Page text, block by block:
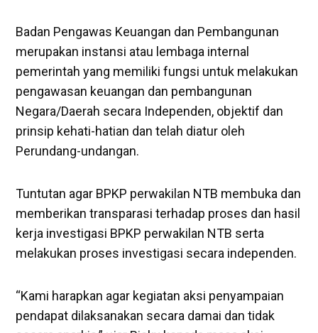
Badan Pengawas Keuangan dan Pembangunan
merupakan instansi atau lembaga internal
pemerintah yang memiliki fungsi untuk melakukan
pengawasan keuangan dan pembangunan
Negara/Daerah secara Independen, objektif dan
prinsip kehati-hatian dan telah diatur oleh
Perundang-undangan.
Tuntutan agar BPKP perwakilan NTB membuka dan
memberikan transparasi terhadap proses dan hasil
kerja investigasi BPKP perwakilan NTB serta
melakukan proses investigasi secara independen.
“Kami harapkan agar kegiatan aksi penyampaian
pendapat dilaksanakan secara damai dan tidak